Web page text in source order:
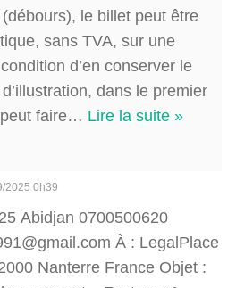
le billet peut être
sans TVA, sur une
d’en conserver le
dans le premier
faire… Lire la suite »
2025 0h39
Abidjan 0700500620
À : LegalPlace
Nanterre France Objet :